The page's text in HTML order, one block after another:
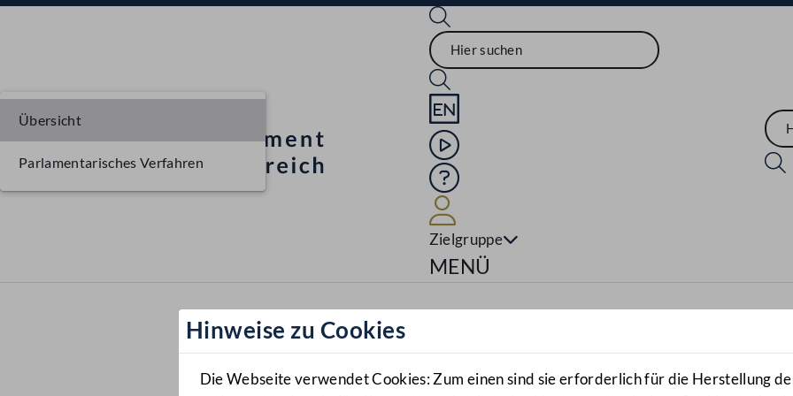
Sprache English
Mediathek
Hilfe
Zielgruppe
Navigationsmenü öffnen
MENÜ
Hinweise zu Cookies
Die Webseite verwendet Cookies: Zum einen sind sie erforderlich für die Herstellung
Übersicht
Parlamentarisches Verfahren